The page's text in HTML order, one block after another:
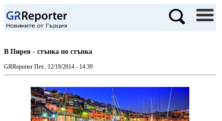
В Пирея - стъпка по стъпка
GRReporter Пет., 12/19/2014 - 14:39